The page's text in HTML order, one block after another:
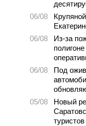
06/08
06/08
Из-за
06/08
Под
05/08
Новый
туристов